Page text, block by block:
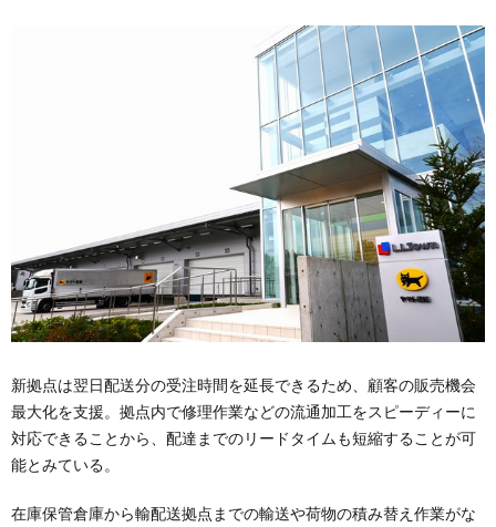
新拠点は翌日配送分の受注時間を延長できるため、顧客の販売機会
最大化を支援。拠点内で修理作業などの流通加工をスピーディーに
対応できることから、配達までのリードタイムも短縮することが可
能とみている。
在庫保管倉庫から輸配送拠点までの輸送や荷物の積み替え作業がな